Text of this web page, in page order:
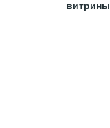
витрины